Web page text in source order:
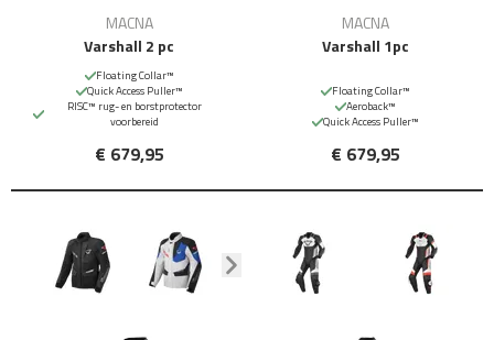
MACNA
Varshall 2 pc
Floating Collar™
Quick Access Puller™
RISC™ rug- en borstprotector
voorbereid
€ 679,95
MACNA
Varshall 1pc
Floating Collar™
Aeroback™
Quick Access Puller™
€ 679,95